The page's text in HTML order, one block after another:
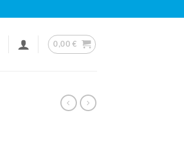
0,00€